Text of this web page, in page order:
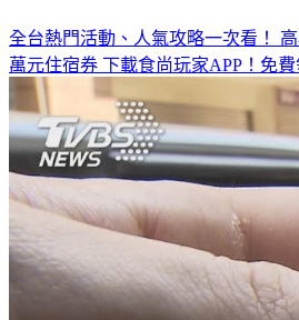
全台熱門活動、人氣攻略一次看！
萬元住宿券 下載食尚玩家APP！免